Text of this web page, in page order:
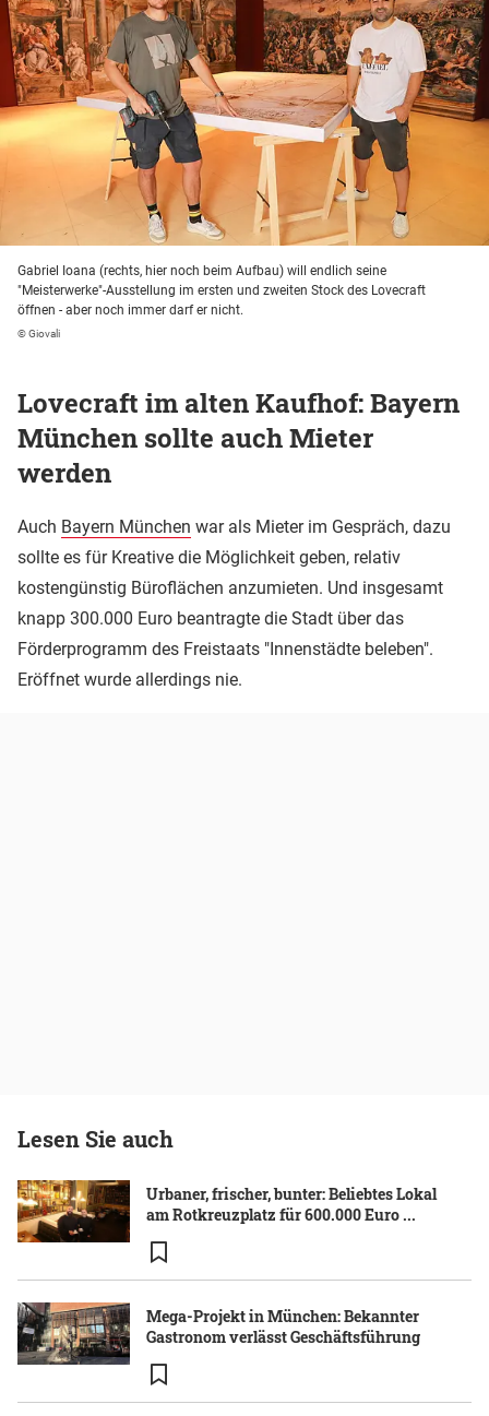
Gabriel Ioana (rechts, hier noch beim Aufbau) will endlich seine
"Meisterwerke"-Ausstellung im ersten und zweiten Stock des Lovecraft
öffnen - aber noch immer darf er nicht.
© Giovali
Lovecraft im alten Kaufhof: Bayern
München sollte auch Mieter
werden
Auch Bayern München war als Mieter im Gespräch, dazu
sollte es für Kreative die Möglichkeit geben, relativ
kostengünstig Büroflächen anzumieten. Und insgesamt
knapp 300.000 Euro beantragte die Stadt über das
Förderprogramm des Freistaats "Innenstädte beleben".
Eröffnet wurde allerdings nie.
Lesen Sie auch
Urbaner, frischer, bunter: Beliebtes Lokal
am Rotkreuzplatz für 600.000 Euro ...
Mega-Projekt in München: Bekannter
Gastronom verlässt Geschäftsführung